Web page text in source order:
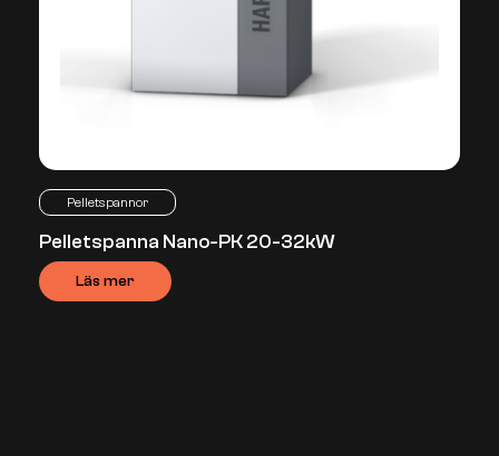
Pelletspannor
Pelletspanna Nano-PK 20-32kW
Läs mer